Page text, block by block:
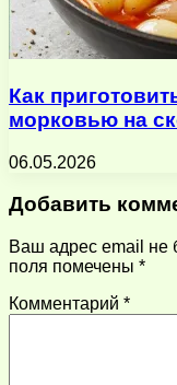
Как
морковью на
06.05.2026
Добавить
Ваш адрес email не
поля помечены *
Комментарий *